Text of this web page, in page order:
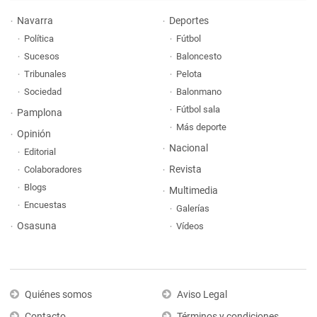
Navarra
Política
Sucesos
Tribunales
Sociedad
Pamplona
Opinión
Editorial
Colaboradores
Blogs
Encuestas
Osasuna
Deportes
Fútbol
Baloncesto
Pelota
Balonmano
Fútbol sala
Más deporte
Nacional
Revista
Multimedia
Galerías
Vídeos
Quiénes somos
Aviso Legal